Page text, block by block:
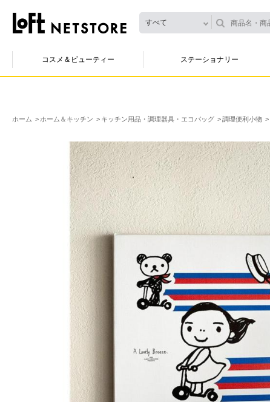
すべて
コスメ＆ビューティー ステーショナリー
ホーム ホーム＆キッチン キッチン用品・調理器具・エコバッグ 調理便利小物